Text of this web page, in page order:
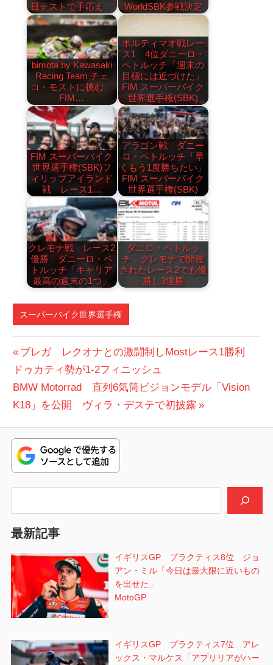
日テストで手応え
WorldSBK参戦決定
bimota by Kawasaki
Racing Team チェ
コ・モストに挑む
FIM…
ポルティマオ戦レー
ス1 4位ダニーロ・
ペトルッチ「週末の
目標には近づけた」
FIM スーパーバイク
世界選手権(SBK)
FIM スーパーバイク
世界選手権(SBK)フ
ィリップアイランド
戦 レース1…
アラゴン戦 ダニー
ロ・ペトルッチ「早
くもう1度勝ちたい」
FIM スーパーバイク
世界選手権(SBK)
クレモナ戦 レース2
優勝 ダニーロ・ペ
トルッチ「キャリア
最高の週末の1つ」
ダニロ・ペトルッ
チ クレモナで開催
されたレース2でも優
勝し3連勝
スーパーバイク世界選手権
投
稿
ナ
ビ
ゲ
ー
ン
前
の
投
稿:
ブレガ レクオナとの激闘制しMostレース1勝利
ドゥカティ勢が1-2フィニッシュ
次
の
稿:
BMW Motorrad 直列6気筒ビジョンモデル「Vision
K18」を公開 ヴィラ・デステで初披露
最新記事
イギリスGP プラクティス8位 ジョ
アン・ミル「今日は最大限に近いもの
を出せた」
MotoGP
イギリスGP プラクティス7位 アレ
ックス・マルケス「アプリリアがハー